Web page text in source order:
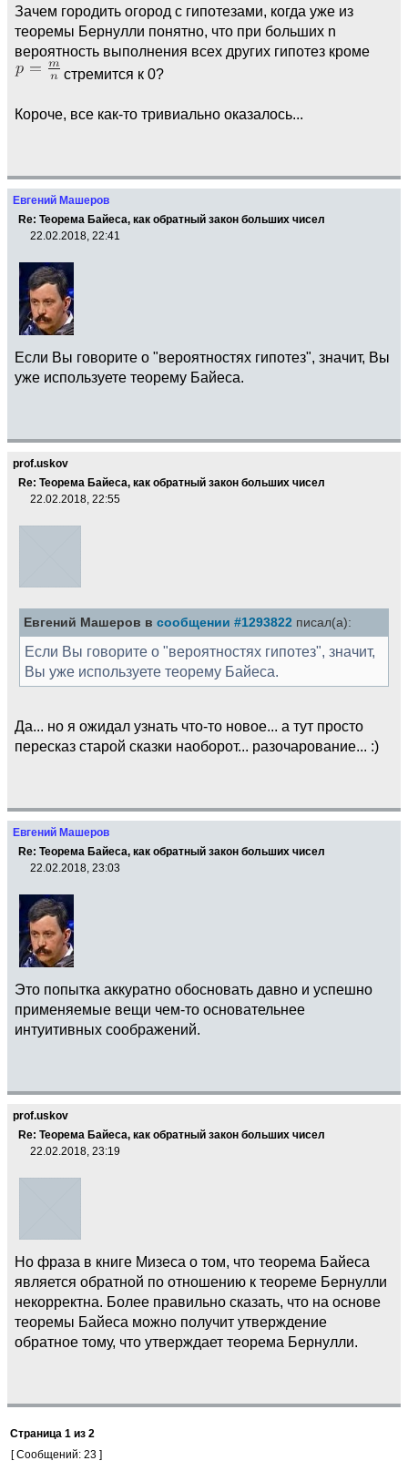
Зачем городить огород с гипотезами, когда уже из
теоремы Бернулли понятно, что при больших n
вероятность выполнения всех других гипотез кроме
стремится к 0?
Короче, все как-то тривиально оказалось...
Евгений Машеров
Re: Теорема Байеса, как обратный закон больших чисел
22.02.2018, 22:41
Если Вы говорите о "вероятностях гипотез", значит, Вы
уже используете теорему Байеса.
prof.uskov
Re: Теорема Байеса, как обратный закон больших чисел
22.02.2018, 22:55
Евгений Машеров в сообщении #1293822 писал(а):
Если Вы говорите о "вероятностях гипотез", значит,
Вы уже используете теорему Байеса.
Да... но я ожидал узнать что-то новое... а тут просто
пересказ старой сказки наоборот... разочарование... :)
Евгений Машеров
Re: Теорема Байеса, как обратный закон больших чисел
22.02.2018, 23:03
Это попытка аккуратно обосновать давно и успешно
применяемые вещи чем-то основательнее
интуитивных соображений.
prof.uskov
Re: Теорема Байеса, как обратный закон больших чисел
22.02.2018, 23:19
Но фраза в книге Мизеса о том, что теорема Байеса
является обратной по отношению к теореме Бернулли
некорректна. Более правильно сказать, что на основе
теоремы Байеса можно получит утверждение
обратное тому, что утверждает теорема Бернулли.
Страница 1 из 2
[ Сообщений: 23 ]